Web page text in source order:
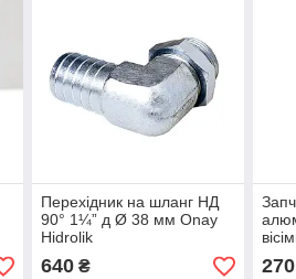
Перехідник на шланг НД
90° 1¼” д Ø 38 мм Onay
Hidrolik
640₴ 270